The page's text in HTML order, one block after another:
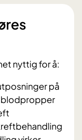
nyttig for å:
på
blodpropper